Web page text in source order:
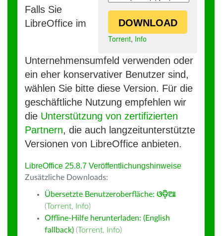
DOWNLOAD
Torrent, Info
Falls Sie
LibreOffice im
Unternehmensumfeld verwenden oder
ein eher konservativer Benutzer sind,
wählen Sie bitte diese Version. Für die
geschäftliche Nutzung empfehlen wir
die Unterstützung von zertifizierten
Partnern, die auch langzeitunterstützte
Versionen von LibreOffice anbieten.
LibreOffice 25.8.7 Veröffentlichungshinweise
Zusätzliche Downloads:
Übersetzte Benutzeroberfläche: ଓଡ଼ିଆ
(Torrent, Info)
Offline-Hilfe herunterladen: (English
fallback) (Torrent, Info)